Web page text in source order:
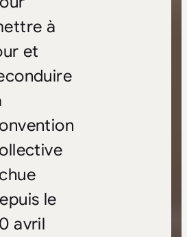
à
et
le
avril